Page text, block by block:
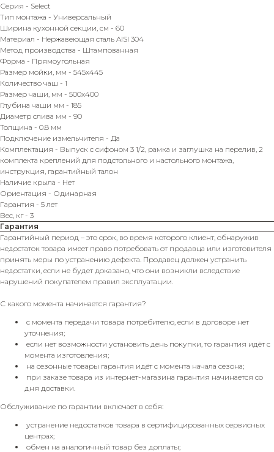
Серия - Select
Тип монтажа - Универсальный
Ширина кухонной секции, см - 60
Материал - Нержавеющая сталь AISI 304
Метод производства - Штампованная
Форма - Прямоугольная
Размер мойки, мм - 545х445
Количество чаш - 1
Размер чаши, мм - 500х400
Глубина чаши мм - 185
Диаметр слива мм - 90
Толщина - 0.8 мм
Подключение измельчителя - Да
Комплектация - Выпуск с сифоном 3 1/2, рамка и заглушка на перелив, 2
комплекта креплений для подстольного и настольного монтажа,
инструкция, гарантийный талон
Наличие крыла - Нет
Ориентация - Одинарная
Гарантия - 5 лет
Вес, кг - 3
Гарантия
Гарантийный период – это срок, во время которого клиент, обнаружив
недостаток товара имеет право потребовать от продавца или изготовителя
принять меры по устранению дефекта. Продавец должен устранить
недостатки, если не будет доказано, что они возникли вследствие
нарушений покупателем правил эксплуатации.
С какого момента начинается гарантия?
с момента передачи товара потребителю, если в договоре нет
уточнения;
если нет возможности установить день покупки, то гарантия идёт с
момента изготовления;
на сезонные товары гарантия идёт с момента начала сезона;
при заказе товара из интернет-магазина гарантия начинается со
дня доставки.
Обслуживание по гарантии включает в себя:
устранение недостатков товара в сертифицированных сервисных
центрах;
обмен на аналогичный товар без доплаты;